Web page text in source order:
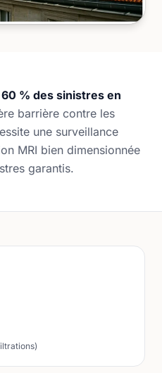
60 % des sinistres en
barrière contre les
une surveillance
MRI bien dimensionnée
garantis.